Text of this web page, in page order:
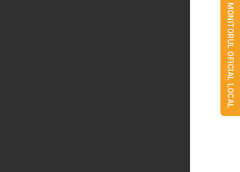
MONITORUL OFICIAL LOCAL